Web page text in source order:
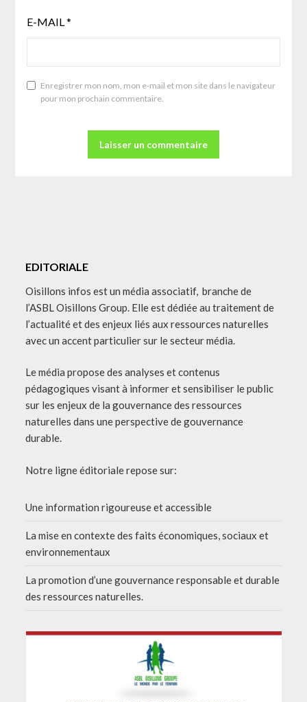
E-MAIL *
Enregistrer mon nom, mon e-mail et mon site dans le navigateur
pour mon prochain commentaire.
EDITORIALE
Oisillons infos est un média associatif, branche de
l’ASBL Oisillons Group. Elle est dédiée au traitement de
l’actualité et des enjeux liés aux ressources naturelles
avec un accent particulier sur le secteur média.
Le média propose des analyses et contenus
pédagogiques visant à informer et sensibiliser le public
sur les enjeux de la gouvernance des ressources
naturelles dans une perspective de gouvernance
durable.
Notre ligne éditoriale repose sur:
Une information rigoureuse et accessible
La mise en contexte des faits économiques, sociaux et
environnementaux
La promotion d’une gouvernance responsable et durable
des ressources naturelles.